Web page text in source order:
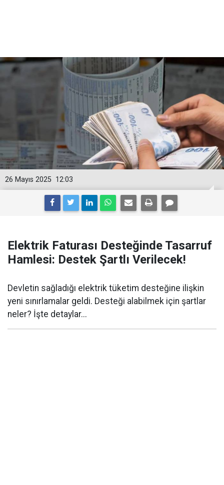
12:03
26 Mayıs 2025
Elektrik Faturası Desteğinde Tasarruf
Hamlesi: Destek Şartlı Verilecek!
Devletin sağladığı elektrik tüketim desteğine ilişkin
yeni sınırlamalar geldi. Desteği alabilmek için şartlar
neler? İşte detaylar...